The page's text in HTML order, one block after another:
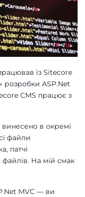
із Sitecore
розробки ASP.Net
CMS працює з
винесено в окремі
файли
патчі
файлів. На мій смак
MVC — ви